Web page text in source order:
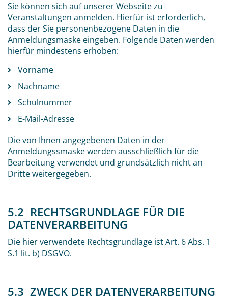
Sie können sich auf unserer Webseite zu
Veranstaltungen anmelden. Hierfür ist erforderlich,
dass der Sie personenbezogene Daten in die
Anmeldungsmaske eingeben. Folgende Daten werden
hierfür mindestens erhoben:
Vorname
Nachname
Schulnummer
E-Mail-Adresse
Die von Ihnen angegebenen Daten in der
Anmeldungssmaske werden ausschließlich für die
Bearbeitung verwendet und grundsätzlich nicht an
Dritte weitergegeben.
5.2 RECHTSGRUNDLAGE FÜR DIE
DATENVERARBEITUNG
Die hier verwendete Rechtsgrundlage ist Art. 6 Abs. 1
S.1 lit. b) DSGVO.
5.3 ZWECK DER DATENVERARBEITUNG